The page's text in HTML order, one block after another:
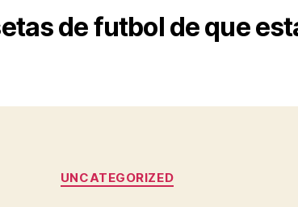
de futbol de que
Categorías
UNCATEGORIZED